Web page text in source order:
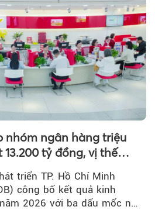
nhóm ngân hàng triệu
tỷ đồng, vị thế
vốn quốc tế
triển TP. Hồ Chí Minh
công bố kết quả kinh
2026 với ba dấu mốc nổi